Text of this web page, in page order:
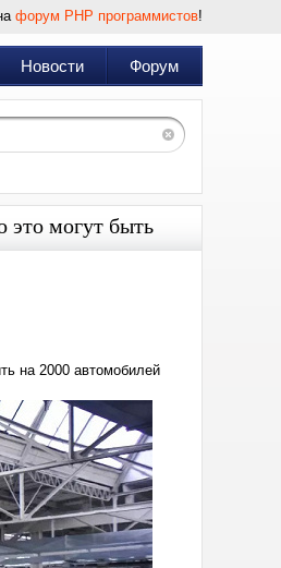
форум PHP программистов!
Новости Форум
это могут быть
на 2000 автомобилей